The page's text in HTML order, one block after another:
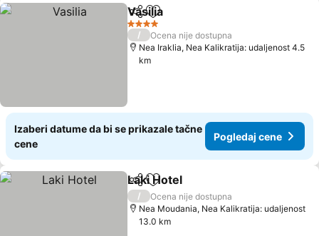
Deli Dodati u favorite
Vasilia
4 Zvezdice
/
Ocena nije dostupna
Nea Iraklia, Nea Kalikratija: udaljenost 4.5
km
Izaberi datume da bi se prikazale tačne
cene
Pogledaj cene
Deli Dodati u favorite
Laki Hotel
/
Ocena nije dostupna
Nea Moudania, Nea Kalikratija: udaljenost
13.0 km